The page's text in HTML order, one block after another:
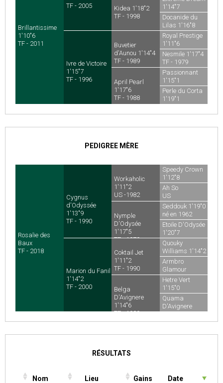
Brillantissime
1'10"6
TF - 2011
TF - 2005
Ivre de Victoire
1'15"7
TF - 1996
Kidea 1'18"2
TF - 1998
Buvetier
d'Aunou 1'14"4
TF - 1989
April Pearl
1'17"6
TF - 1988
1'14"7
TF - 1992
Docanide du
Lilas 1'16"8
TF - 1991
Royal Prestige
1'11"6
US - 1983
Nesmile 1'17"4
TF - 1979
Passionnant
1'15"1
TF - 1981
Perle du Corta
1'19"1
TF - 1981
PEDIGREE MÈRE
Rosalie des
Baux
TF - 2018
Cygnus
d'Odyssée
1'13"9
TF - 1990
Marion du Fanil
1'14"2
TF - 2000
Workaholic
1'11"2
US -1982
Nymple
D'Odysée
1'17"5
TF - 1979
Coktail Jet
1'11"2
TF - 1990
Belga
D'Avignere
1'14"6
TF - 1989
Speedy Crown
1'12"8
US - 1968
Ah So
US
Seddouk 1'19"0
né en 1962
Etoile D'Odysée
1'20"7
TF - 1970
Quouky
Williams 1'14"2
TF - 1982
Armbro
Glamour
CA - 1985
Hetre Vert
1'15"0
TF - 1973
Quama
D'Avignere
TF - 1982
RÉSULTATS
Nom Lieu Gains Date